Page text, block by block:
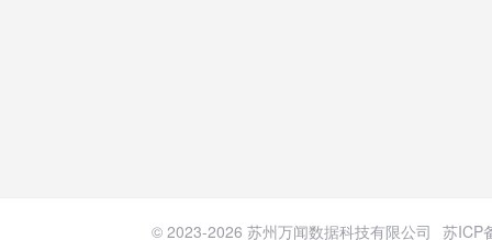
© 2023-2026 苏州万闻数据科技有限公司 苏ICP